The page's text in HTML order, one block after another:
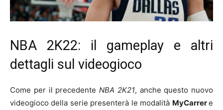
NBA 2K22: il gameplay e altri
dettagli sul videogioco
Come per il precedente NBA 2K21, anche questo nuovo
videogioco della serie presenterà le modalità MyCarrere